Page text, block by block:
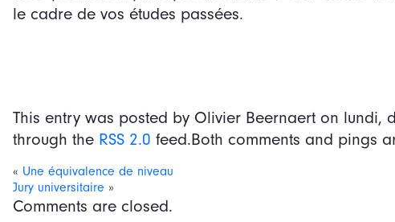
le cadre de vos études passées.
This entry was posted by Olivier Beernaert on lundi,
through the RSS 2.0 feed.Both comments and pings
« Une équivalence de niveau
Jury universitaire »
Comments are closed.